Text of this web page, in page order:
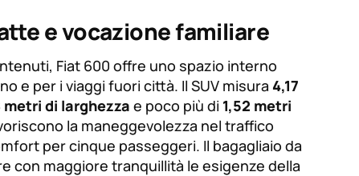
e vocazione familiare
Fiat 600 offre uno spazio interno
e per i viaggi fuori città. Il SUV misura 4,17
metri di larghezza e poco più di 1,52 metri
la maneggevolezza nel traffico
per cinque passeggeri. Il bagagliaio da
con maggiore tranquillità le esigenze della